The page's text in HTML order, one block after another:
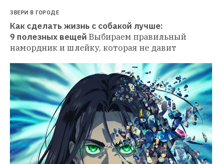
ЗВЕРИ В ГОРОДЕ
Как сделать жизнь с собакой лучше:
9 полезных вещей Выбираем правильный
намордник и шлейку, которая не давит